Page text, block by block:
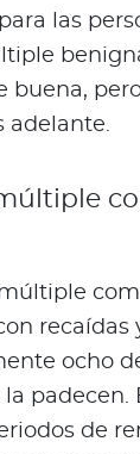
las
buena,
adelante.
recaídas
ocho
la padecen.
de